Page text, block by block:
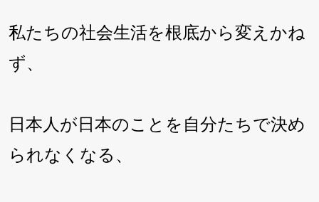
私たちの社会生活を根底から変えかね
ず、
日本人が日本のことを自分たちで決め
られなくなる、